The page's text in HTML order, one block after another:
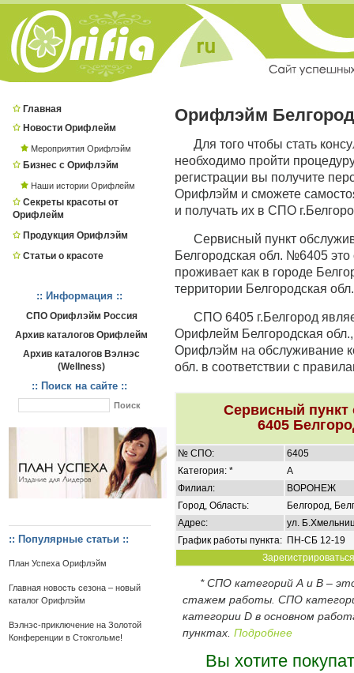
Главная
Новости Орифлейм
Мероприятия Орифлэйм
Бизнес с Орифлэйм
Наши истории Орифлейм
Секреты красоты от
Орифлейм
Продукция Орифлэйм
Статьи о красоте
:: Информация ::
СПО Орифлэйм Россия
Архив каталогов Орифлейм
Архив каталогов Вэлнэс
(Wellness)
:: Поиск на сайте ::
:: Популярные статьи ::
План Успеха Орифлэйм
Главная новость сезона – новый
каталог Орифлэйм
Вэлнэс-приключение на Золотой
Конференции в Стокгольме!
Орифлэйм Белгород
Для того чтобы стать
необходимо пройти
регистрации вы получите
Орифлэйм и сможете
и получать их в СПО
Сервисный пункт
Белгородская обл. №6405
проживает как в городе
территории Белгородская
СПО 6405 г.Белгород
Орифлейм Белгородская
Орифлэйм на обслуживание
обл. в соответствии с
Сервисный
6405
№ СПО:
6405
Категория: *
A
Филиал:
ВОРОНЕЖ
Город, Область:
Белгород,
Адрес:
ул.
График работы пункта: ПН-СБ 12-19
* СПО категорий А и В –
стажем работы. СПО
категории D в основном
пунктах. Подробнее
Вы хотите